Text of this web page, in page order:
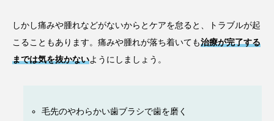
しかし痛みや腫れなどがないからとケアを怠ると、トラブルが起
こることもあります。痛みや腫れが落ち着いても治療が完了する
までは気を抜かないようにしましょう。
毛先のやわらかい歯ブラシで歯を磨く